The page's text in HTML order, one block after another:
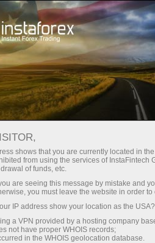
ট্রেডারদের জন্য
ট্রেডিং অ্যাকাউন্ট খুলুন
ডেমো অ্যাকাউন্ট খুলুন
shows that you are currently located in
from using the services of
of funds, etc.
are seeing this message by mistake and
you must leave the website in order
IP address show your location as the USA?
a VPN provided by a hosting company
not have proper WHOIS records;
in the WHOIS geolocation database.